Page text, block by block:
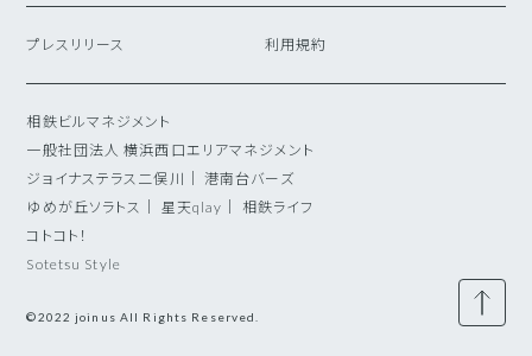
相鉄ビルマネジメント
一般社団法人 横浜西口エリアマネジメント
ジョイナステラス二俣川
港南台バーズ
ゆめが丘ソラトス
星天qlay
相鉄ライフ
コトコト！
Sotetsu Style
プレスリリース 利用規約
©2022 joinus All Rights Reserved.